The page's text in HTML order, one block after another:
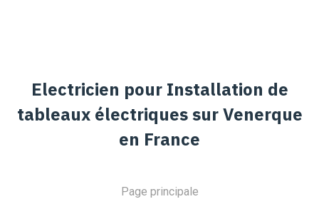
Electricien pour Installation de
tableaux électriques sur Venerque
en France
Page principale